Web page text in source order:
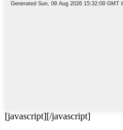
[javascript][/javascript]